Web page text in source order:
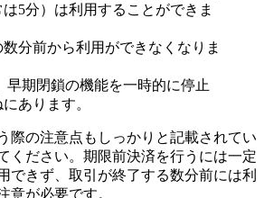
5分）は利用することができま
数分前から利用ができなくなりま
早期閉鎖の機能を一時的に停止
あります。
際の注意点もしっかりと記載されてい
ください。期限前決済を行うには一定
できず、取引が終了する数分前には利
意が必要です。